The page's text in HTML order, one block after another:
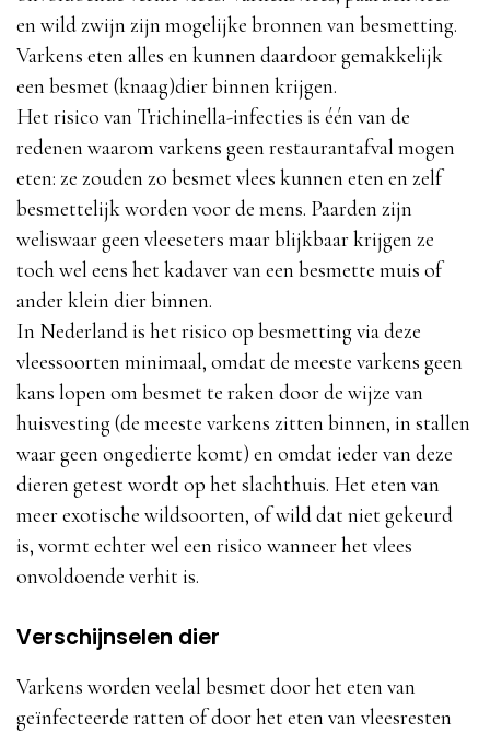
en wild zwijn zijn mogelijke bronnen van besmetting.
Varkens eten alles en kunnen daardoor gemakkelijk
een besmet (knaag)dier binnen krijgen.
Het risico van Trichinella-infecties is één van de
redenen waarom varkens geen restaurantafval mogen
eten: ze zouden zo besmet vlees kunnen eten en zelf
besmettelijk worden voor de mens. Paarden zijn
weliswaar geen vleeseters maar blijkbaar krijgen ze
toch wel eens het kadaver van een besmette muis of
ander klein dier binnen.
In Nederland is het risico op besmetting via deze
vleessoorten minimaal, omdat de meeste varkens geen
kans lopen om besmet te raken door de wijze van
huisvesting (de meeste varkens zitten binnen, in stallen
waar geen ongedierte komt) en omdat ieder van deze
dieren getest wordt op het slachthuis. Het eten van
meer exotische wildsoorten, of wild dat niet gekeurd
is, vormt echter wel een risico wanneer het vlees
onvoldoende verhit is.
Verschijnselen dier
Varkens worden veelal besmet door het eten van
geïnfecteerde ratten of door het eten van vleesresten